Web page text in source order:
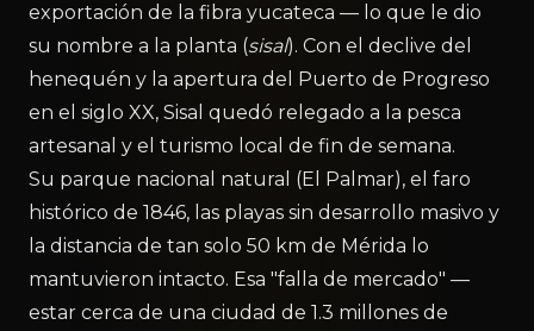
exportación de la fibra yucateca — lo que le dio
su nombre a la planta (sisal). Con el declive del
henequén y la apertura del Puerto de Progreso
en el siglo XX, Sisal quedó relegado a la pesca
artesanal y el turismo local de fin de semana.
Su parque nacional natural (El Palmar), el faro
histórico de 1846, las playas sin desarrollo masivo y
la distancia de tan solo 50 km de Mérida lo
mantuvieron intacto. Esa "falla de mercado" —
estar cerca de una ciudad de 1.3 millones de